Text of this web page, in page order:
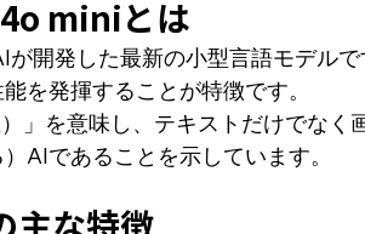
miniとは
開発した最新の小型言語モデル
を発揮することが特徴です。
」を意味し、テキストだけでな
AIであることを示しています。
主な特徴